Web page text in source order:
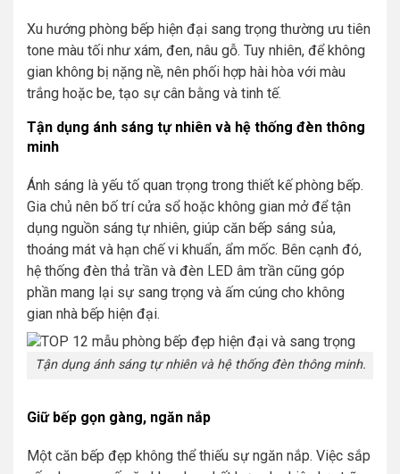
Xu hướng phòng bếp hiện đại sang trọng thường ưu tiên
tone màu tối như xám, đen, nâu gỗ. Tuy nhiên, để không
gian không bị nặng nề, nên phối hợp hài hòa với màu
trắng hoặc be, tạo sự cân bằng và tinh tế.
Tận dụng ánh sáng tự nhiên và hệ thống đèn thông
minh
Ánh sáng là yếu tố quan trọng trong thiết kế phòng bếp.
Gia chủ nên bố trí cửa sổ hoặc không gian mở để tận
dụng nguồn sáng tự nhiên, giúp căn bếp sáng sủa,
thoáng mát và hạn chế vi khuẩn, ẩm mốc. Bên cạnh đó,
hệ thống đèn thả trần và đèn LED âm trần cũng góp
phần mang lại sự sang trọng và ấm cúng cho không
gian nhà bếp hiện đại.
Tận dụng ánh sáng tự nhiên và hệ thống đèn thông minh.
Giữ bếp gọn gàng, ngăn nắp
Một căn bếp đẹp không thể thiếu sự ngăn nắp. Việc sắp